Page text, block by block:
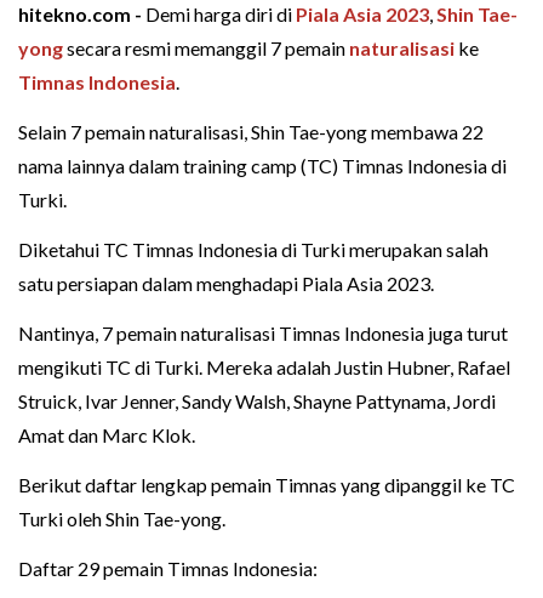
hitekno.com - Demi harga diri di Piala Asia 2023,Shin Tae-
yongsecara resmi memanggil 7 pemain naturalisasi ke
Timnas Indonesia.
Selain 7 pemain naturalisasi, Shin Tae-yong membawa 22
nama lainnya dalam training camp (TC) Timnas Indonesia di
Turki.
Diketahui TC Timnas Indonesia di Turki merupakan salah
satu persiapan dalam menghadapi Piala Asia 2023.
Nantinya, 7 pemain naturalisasi Timnas Indonesia juga turut
mengikuti TC di Turki. Mereka adalah Justin Hubner, Rafael
Struick, Ivar Jenner, Sandy Walsh, Shayne Pattynama, Jordi
Amat dan Marc Klok.
Berikut daftar lengkap pemain Timnas yang dipanggil ke TC
Turki oleh Shin Tae-yong.
Daftar 29 pemain Timnas Indonesia: